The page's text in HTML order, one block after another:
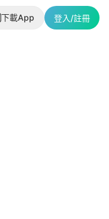
下載App 登入/註冊